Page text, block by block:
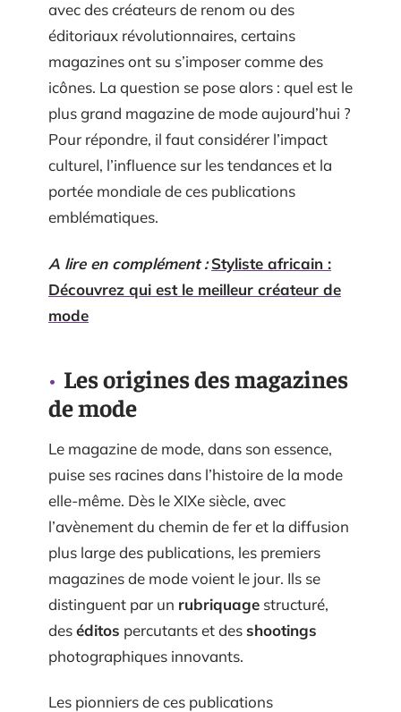
avec des créateurs de renom ou des
éditoriaux révolutionnaires, certains
magazines ont su s’imposer comme des
icônes. La question se pose alors : quel est le
plus grand magazine de mode aujourd’hui ?
Pour répondre, il faut considérer l’impact
culturel, l’influence sur les tendances et la
portée mondiale de ces publications
emblématiques.
A lire en complément : Styliste africain :
Découvrez qui est le meilleur créateur de
mode
Les origines des magazines
de mode
Le magazine de mode, dans son essence,
puise ses racines dans l’histoire de la mode
elle-même. Dès le XIXe siècle, avec
l’avènement du chemin de fer et la diffusion
plus large des publications, les premiers
magazines de mode voient le jour. Ils se
distinguent par un rubriquage structuré,
deséditos percutants et desshootings
photographiques innovants.
Les pionniers de ces publications